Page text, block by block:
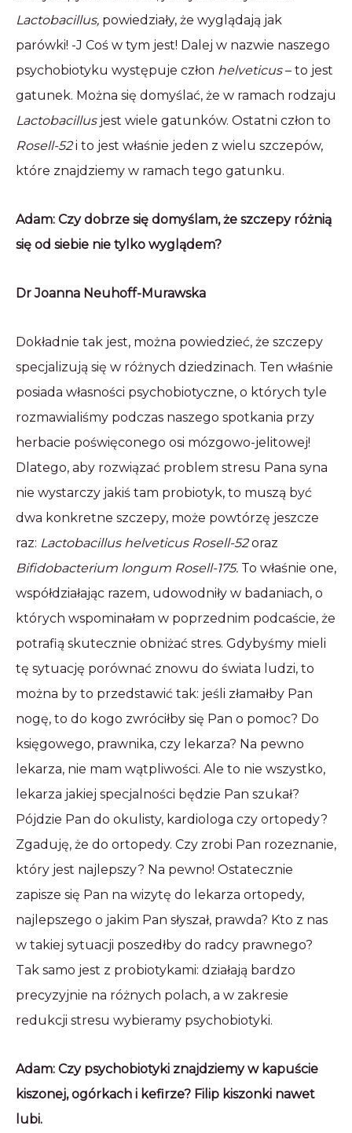
Lactobacillus, powiedziały, że wyglądają jak
parówki! -J Coś w tym jest! Dalej w nazwie naszego
psychobiotyku występuje człon helveticus– to jest
gatunek. Można się domyślać, że w ramach rodzaju
Lactobacillusjest wiele gatunków. Ostatni człon to
Rosell-52i to jest właśnie jeden z wielu szczepów,
które znajdziemy w ramach tego gatunku.
Adam: Czy dobrze się domyślam, że szczepy różnią
się od siebie nie tylko wyglądem?
Dr Joanna Neuhoff-Murawska
Dokładnie tak jest, można powiedzieć, że szczepy
specjalizują się w różnych dziedzinach. Ten właśnie
posiada własności psychobiotyczne, o których tyle
rozmawialiśmy podczas naszego spotkania przy
herbacie poświęconego osi mózgowo-jelitowej!
Dlatego, aby rozwiązać problem stresu Pana syna
nie wystarczy jakiś tam probiotyk, to muszą być
dwa konkretne szczepy, może powtórzę jeszcze
raz: Lactobacillus helveticus Rosell-52oraz
Bifidobacterium longum Rosell-175. To właśnie one,
współdziałając razem, udowodniły w badaniach, o
których wspominałam w poprzednim podcaście, że
potrafią skutecznie obniżać stres. Gdybyśmy mieli
tę sytuację porównać znowu do świata ludzi, to
można by to przedstawić tak: jeśli złamałby Pan
nogę, to do kogo zwróciłby się Pan o pomoc? Do
księgowego, prawnika, czy lekarza? Na pewno
lekarza, nie mam wątpliwości. Ale to nie wszystko,
lekarza jakiej specjalności będzie Pan szukał?
Pójdzie Pan do okulisty, kardiologa czy ortopedy?
Zgaduję, że do ortopedy. Czy zrobi Pan rozeznanie,
który jest najlepszy? Na pewno! Ostatecznie
zapisze się Pan na wizytę do lekarza ortopedy,
najlepszego o jakim Pan słyszał, prawda? Kto z nas
w takiej sytuacji poszedłby do radcy prawnego?
Tak samo jest z probiotykami: działają bardzo
precyzyjnie na różnych polach, a w zakresie
redukcji stresu wybieramy psychobiotyki.
Adam: Czy psychobiotyki znajdziemy w kapuście
kiszonej, ogórkach i kefirze? Filip kiszonki nawet
lubi.